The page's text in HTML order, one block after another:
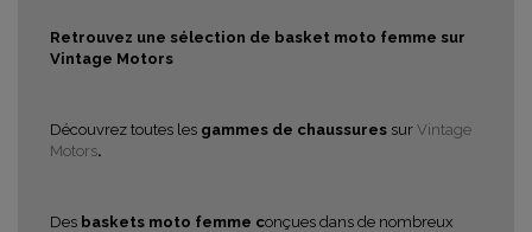
Retrouvez une sélection de basket moto femme sur
Vintage Motors
Découvrez toutes les gammes de chaussures sur Vintage
Motors.
Des baskets moto femme conçues dans de nombreux